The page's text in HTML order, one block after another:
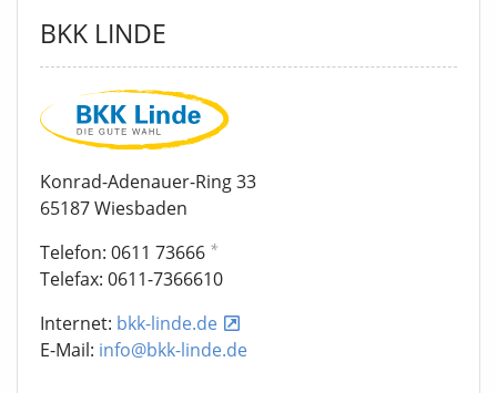
BKK LINDE
Konrad-Adenauer-Ring 33
65187 Wiesbaden
Telefon: 0611 73666 *
Telefax: 0611-7366610
Internet: bkk-linde.de
E-Mail: info@bkk-linde.de